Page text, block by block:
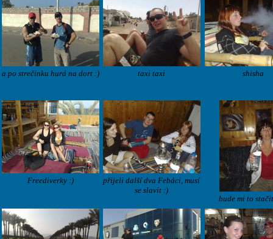
a po strečinku hurá na dort :) taxi taxi shisha
Freediverky :)
přijeli další dva Febáci, musí
se slavit :)
bude mi to